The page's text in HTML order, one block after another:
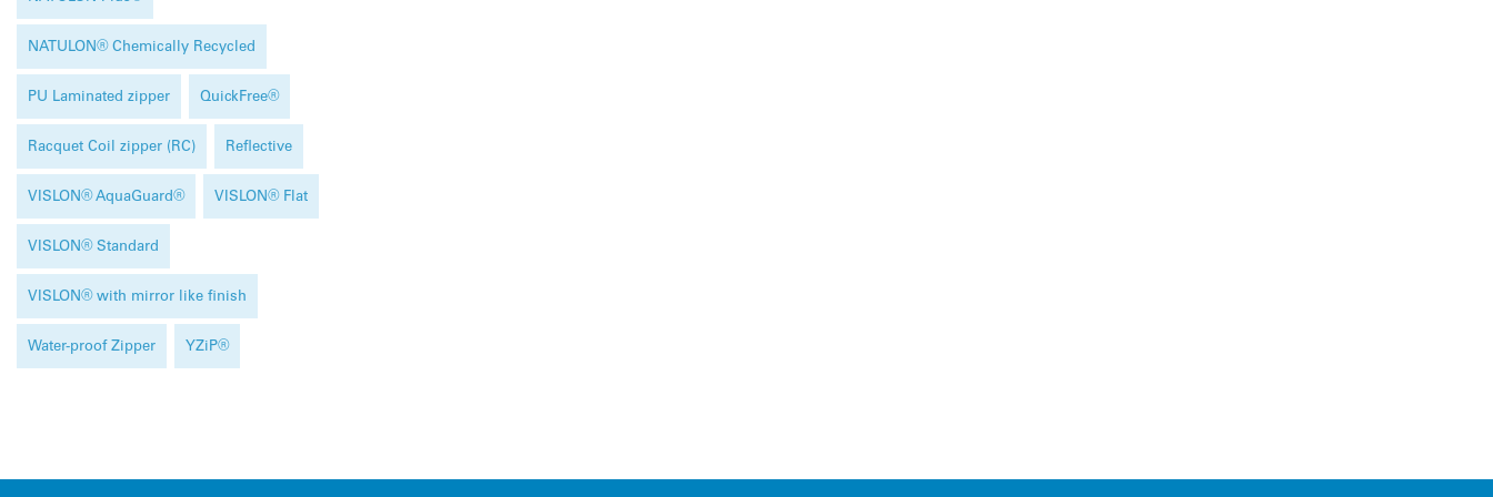
NATULON® Chemically Recycled
PU Laminated zipper QuickFree®
Racquet Coil zipper (RC) Reflective
VISLON® AquaGuard® VISLON® Flat
VISLON® Standard
VISLON® with mirror like finish
Water-proof Zipper YZiP®